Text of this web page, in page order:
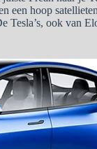
een hoop
Tesla’s, ook van